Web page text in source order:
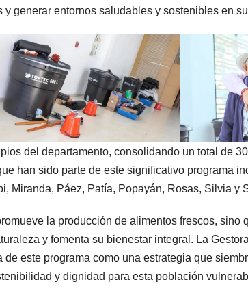
generar entornos saludables y sostenibles en
del departamento, consolidando un total de
han sido parte de este significativo programa
Miranda, Páez, Patía, Popayán, Rosas, Silvia y
la producción de alimentos frescos, sino
y fomenta su bienestar integral. La
este programa como una estrategia que
y dignidad para esta población